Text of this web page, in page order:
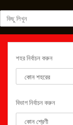
শহর নির্বাচন করুন
বিভাগ নির্বাচন করুন